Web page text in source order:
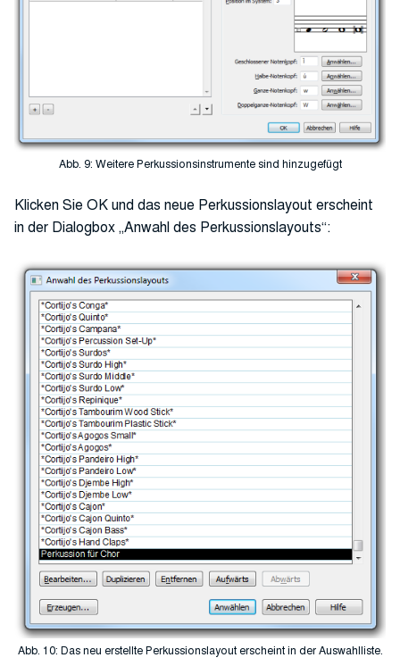
Abb. 9: Weitere Perkussionsinstrumente sind hinzugefügt
Klicken Sie OK und das neue Perkussionslayout erscheint
in der Dialogbox „Anwahl des Perkussionslayouts“:
Abb. 10: Das neu erstellte Perkussionslayout erscheint in der Auswahlliste.